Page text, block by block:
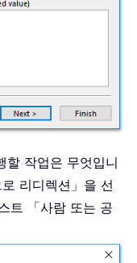
할 작업은 무엇입니
리디렉션」을 선
트 「사람 또는 공